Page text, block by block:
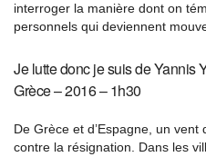
interroger la manière dont on
personnels qui deviennent
Je lutte donc je suis de Yannis
Grèce – 2016 – 1h30
De Grèce et d’Espagne, un vent
contre la résignation. Dans les